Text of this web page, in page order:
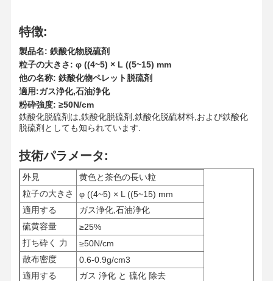
特徴:
製品名: 鉄酸化物脱硫剤
粒子の大きさ: φ ((4~5) × L ((5~15) mm
他の名称: 鉄酸化物ペレット脱硫剤
適用:ガス浄化,石油浄化
粉砕強度: ≥50N/cm
鉄酸化脱硫剤は,鉄酸化脱硫剤,鉄酸化脱硫材料,および鉄酸化
脱硫剤としても知られています.
技術パラメータ:
外見
黄色と茶色の長い粒
粒子の大きさ
φ ((4~5) × L ((5~15) mm
適用する
ガス浄化,石油浄化
硫黄容量
≥25%
打ち砕く 力
≥50N/cm
散布密度
0.6-0.9g/cm3
適用する
ガス 浄化 と 硫化 除去